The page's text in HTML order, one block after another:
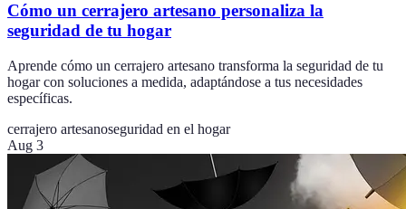
Cómo un cerrajero artesano personaliza la
seguridad de tu hogar
Aprende cómo un cerrajero artesano transforma la seguridad de tu
hogar con soluciones a medida, adaptándose a tus necesidades
específicas.
cerrajero artesanoseguridad en el hogar
Aug 3